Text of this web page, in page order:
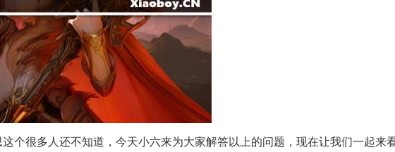
个很多人还不知道，今天小六来为大家解答以上的问题，现在让我们一起来